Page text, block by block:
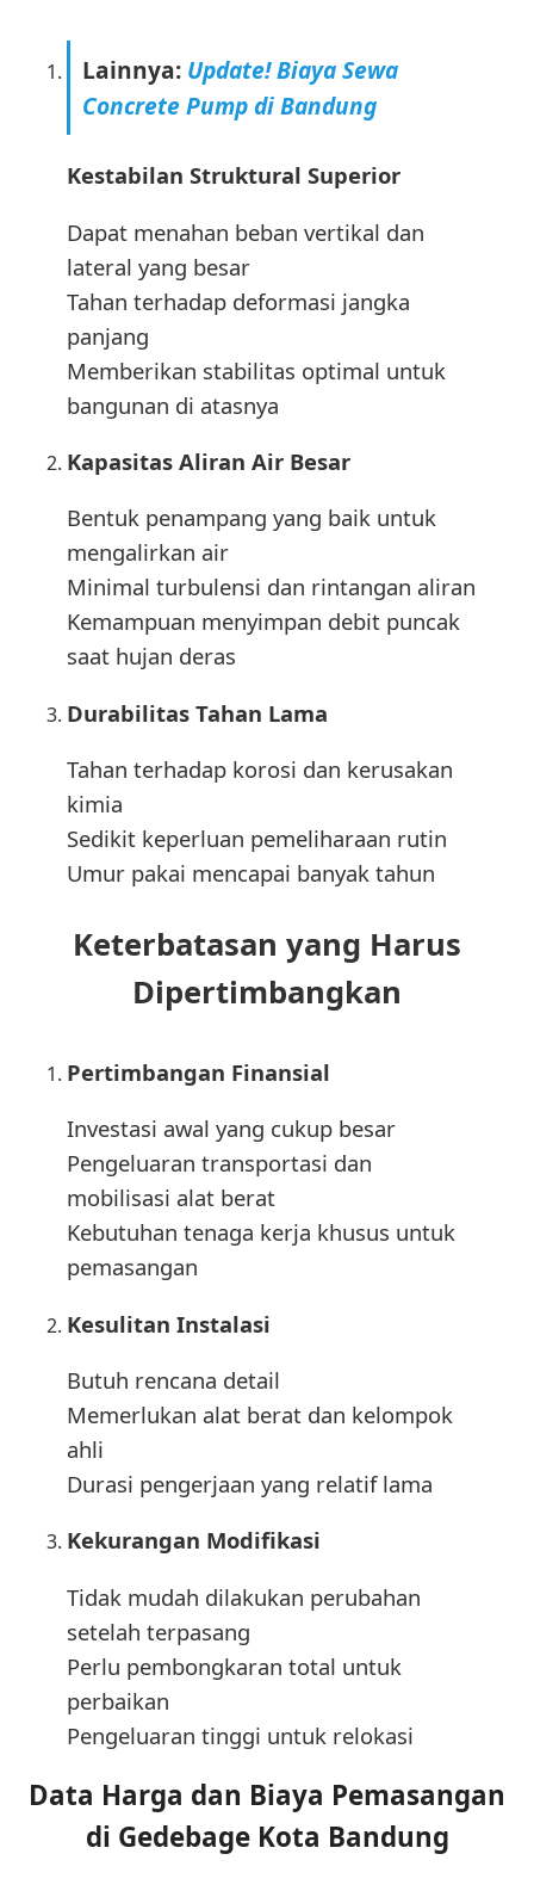
Lainnya: Update! Biaya Sewa
Concrete Pump di Bandung
Kestabilan Struktural Superior
Dapat menahan beban vertikal dan
lateral yang besar
Tahan terhadap deformasi jangka
panjang
Memberikan stabilitas optimal untuk
bangunan di atasnya
Kapasitas Aliran Air Besar
Bentuk penampang yang baik untuk
mengalirkan air
Minimal turbulensi dan rintangan aliran
Kemampuan menyimpan debit puncak
saat hujan deras
Durabilitas Tahan Lama
Tahan terhadap korosi dan kerusakan
kimia
Sedikit keperluan pemeliharaan rutin
Umur pakai mencapai banyak tahun
Keterbatasan yang Harus
Dipertimbangkan
Pertimbangan Finansial
Investasi awal yang cukup besar
Pengeluaran transportasi dan
mobilisasi alat berat
Kebutuhan tenaga kerja khusus untuk
pemasangan
Kesulitan Instalasi
Butuh rencana detail
Memerlukan alat berat dan kelompok
ahli
Durasi pengerjaan yang relatif lama
Kekurangan Modifikasi
Tidak mudah dilakukan perubahan
setelah terpasang
Perlu pembongkaran total untuk
perbaikan
Pengeluaran tinggi untuk relokasi
Data Harga dan Biaya Pemasangan
di Gedebage Kota Bandung